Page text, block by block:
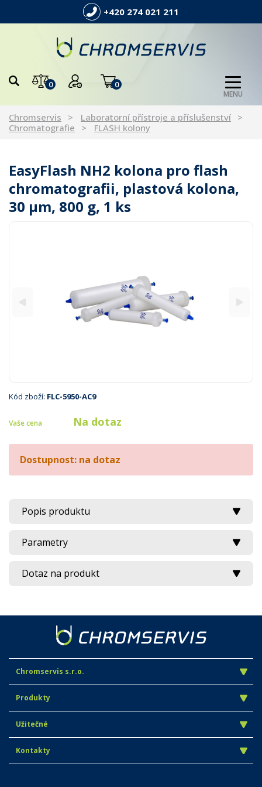
+420 274 021 211
0 0
MENU
Chromservis
Laboratorní přístroje a příslušenství
Chromatografie
FLASH kolony
EasyFlash NH2 kolona pro flash
chromatografii, plastová kolona,
30 µm, 800 g, 1 ks
Kód zboží: FLC-5950-AC9
Vaše cena Na dotaz
Dostupnost: na dotaz
Popis produktu
Parametry
Dotaz na produkt
Chromservis s.r.o.
Produkty
Užitečné
Kontakty